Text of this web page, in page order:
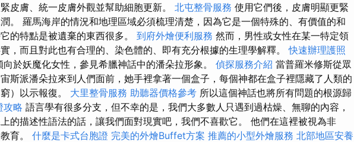
皮膚、統一皮膚外觀並幫助細胞更新。 北屯整骨服務 使用它們後，皮膚明顯更緊
。 羅馬海岸的情況和地理區域必須梳理清楚，因為它是一個特殊的、有價值的和
的特點是被遺棄的東西很多。 到府外燴便利服務 然而，男性或女性在某一特定領
，而且對此也有合理的、染色體的、即有充分根據的生理學解釋。快速辦理護照
於妖魔化女性，參見希臘神話中的潘朵拉形象。 偵探服務介紹 當普羅米修斯從眾
斯派潘朵拉來到人們面前，她手裡拿著一個盒子，每個神都在盒子裡隱藏了人類的
）以示報復。 大里整骨服務 助聽器價格參考 所以這個神話也將所有問題的根源歸
攻略 語言學有很多分支，但不幸的是，我們大多數人只遇到過枯燥、無聊的內容，
的描述性語法的話，讓我們面對現實吧，我們不喜歡它。 他們在這裡被視為非
育。 什麼是卡式台胞證 完美的外燴Buffet方案 推薦的小型外燴服務 北部地區安養